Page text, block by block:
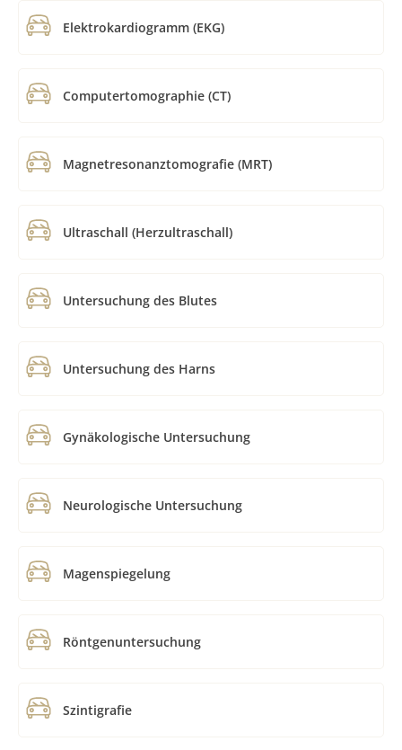
Elektrokardiogramm (EKG)
Computertomographie (CT)
Magnetresonanztomografie (MRT)
Ultraschall (Herzultraschall)
Untersuchung des Blutes
Untersuchung des Harns
Gynäkologische Untersuchung
Neurologische Untersuchung
Magenspiegelung
Röntgenuntersuchung
Szintigrafie